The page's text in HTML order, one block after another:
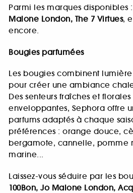
Parmi les marques disponibles :
Malone London, The 7 Virtues,
encore.
Bougies parfumées
Les bougies combinent
pour créer une ambiance
Des senteurs fraîches et
enveloppantes, Sephora offre
parfums adaptés à chaque
préférences : orange douce,
bergamote, cannelle, pomme
marine...
Laissez-vous séduire par les
100Bon, Jo Malone London,